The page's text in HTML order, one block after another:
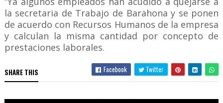
la secretaria de Trabajo de Barahona y se ponen
de acuerdo con Recursos Humanos de la empresa
y calculan la misma cantidad por concepto de
prestaciones laborales.
SHARE THIS Facebook Twitter